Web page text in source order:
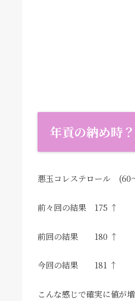
年貢の納め時
悪玉コレステロール (60
前々回の結果 175 ↑
前回の結果 180 ↑
今回の結果 181 ↑
こんな感じで確実に値が増